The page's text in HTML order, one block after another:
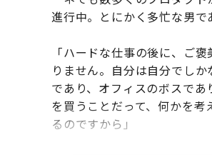
進行中。とにかく多忙な男で
「ハードな仕事の後に、ご
りません。自分は自分でし
であり、オフィスのボスで
を買うことだって、何かを
るのですから」